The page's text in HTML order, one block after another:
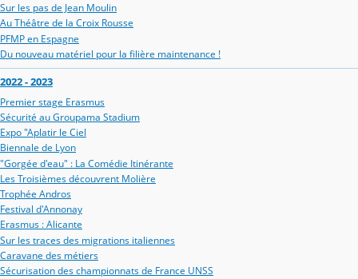
Sur les pas de Jean Moulin
Au Théâtre de la Croix Rousse
PFMP en Espagne
Du nouveau matériel pour la filière maintenance !
2022 - 2023
Premier stage Erasmus
Sécurité au Groupama Stadium
Expo "Aplatir le Ciel
Biennale de Lyon
"Gorgée d'eau" : La Comédie Itinérante
Les Troisièmes découvrent Molière
Trophée Andros
Festival d'Annonay
Erasmus : Alicante
Sur les traces des migrations italiennes
Caravane des métiers
Sécurisation des championnats de France UNSS